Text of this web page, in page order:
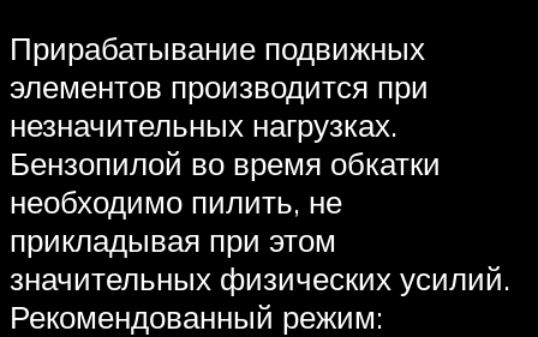
Прирабатывание подвижных
элементов производится при
незначительных нагрузках.
Бензопилой во время обкатки
необходимо пилить, не
прикладывая при этом
значительных физических усилий.
Рекомендованный режим: